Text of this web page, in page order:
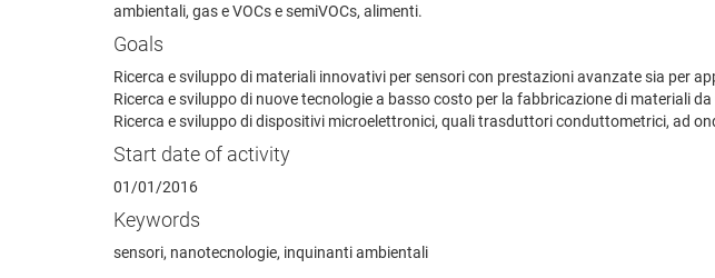
ambientali, gas e VOCs e semiVOCs, alimenti.
Goals
Ricerca e sviluppo di materiali innovativi per sensori con prestazioni avanzate sia per
Ricerca e sviluppo di nuove tecnologie a basso costo per la fabbricazione di materiali
Ricerca e sviluppo di dispositivi microelettronici, quali trasduttori conduttometrici, ad
Start date of activity
01/01/2016
Keywords
sensori, nanotecnologie, inquinanti ambientali